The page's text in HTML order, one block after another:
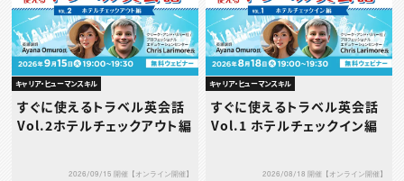
キャリア・ヒューマンスキル
すぐに使えるトラベル英会話
Vol.2ホテルチェックアウト編
2026/09/15 開催【オンライン開催】
キャリア・ヒューマンスキル
すぐに使えるトラベル英会話
Vol.1 ホテルチェックイン編
2026/08/18 開催【オンライン開催】